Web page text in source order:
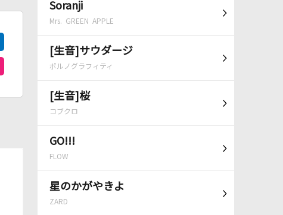
Soranji
Mrs. GREEN APPLE
[生音]サウダージ
ポルノグラフィティ
[生音]桜
コブクロ
GO!!!
FLOW
星のかがやきよ
ZARD